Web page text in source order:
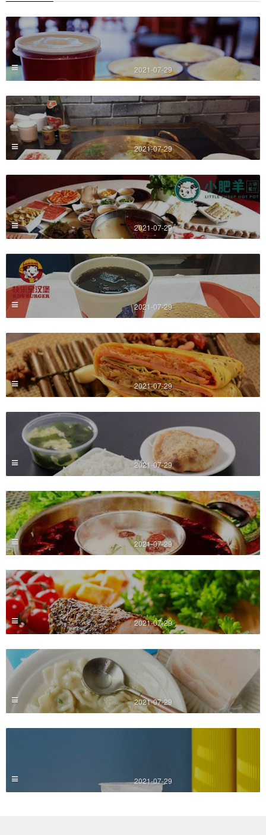
2021-07-29
2021-07-29
2021-07-29
2021-07-29
2021-07-29
2021-07-29
2021-07-29
2021-07-29
2021-07-29
2021-07-29